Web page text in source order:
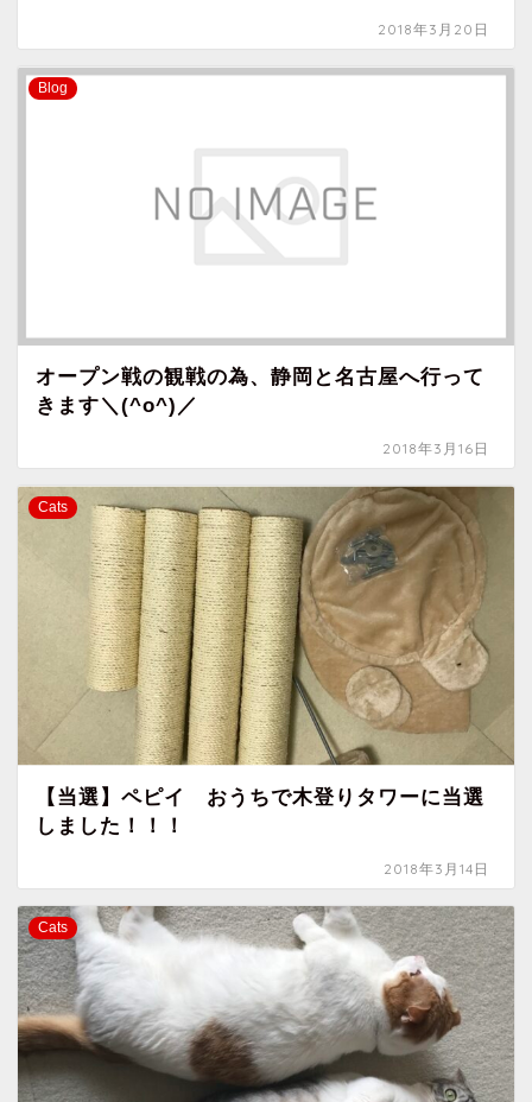
2018年3月20日
Blog
オープン戦の観戦の為、静岡と名古屋へ行って
きます＼(^o^)／
2018年3月16日
Cats
【当選】ペピイ おうちで木登りタワーに当選
しました！！！
2018年3月14日
Cats